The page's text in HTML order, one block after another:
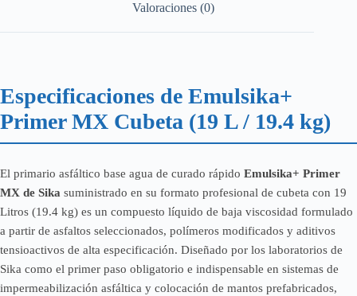
Valoraciones (0)
Especificaciones de Emulsika+
Primer MX Cubeta (19 L / 19.4 kg)
El primario asfáltico base agua de curado rápido Emulsika+ Primer
MX de Sika suministrado en su formato profesional de cubeta con 19
Litros (19.4 kg) es un compuesto líquido de baja viscosidad formulado
a partir de asfaltos seleccionados, polímeros modificados y aditivos
tensioactivos de alta especificación. Diseñado por los laboratorios de
Sika como el primer paso obligatorio e indispensable en sistemas de
impermeabilización asfáltica y colocación de mantos prefabricados,